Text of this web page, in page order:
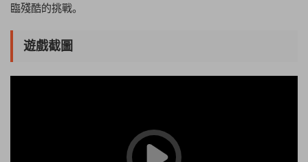
臨殘酷的挑戰。
遊戲截圖